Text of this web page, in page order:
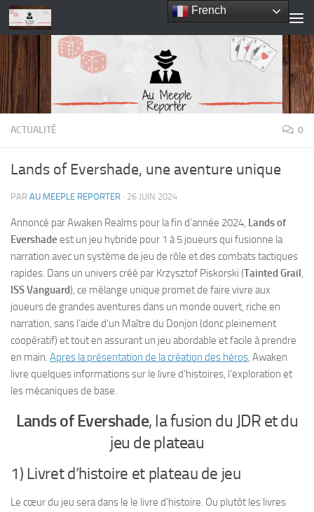
Skip to content
ACTUALITÉ 0
Lands of Evershade, une aventure unique
PAR AU MEEPLE REPORTER · 26 JUIN 2024
Annoncé par Awaken Realms pour la fin d’année 2024, Lands of
Evershade est un jeu hybride pour 1 à 5 joueurs qui fusionne la
narration avec un système de jeu de rôle et des combats tactiques
rapides. Dans un univers créé par Krzysztof Piskorski (Tainted Grail,
ISS Vanguard), ce mélange unique promet de faire vivre aux
joueurs de grandes aventures dans un monde ouvert, riche en
narration, sans l’aide d’un Maître du Donjon (donc pleinement
coopératif) et tout en assurant un jeu abordable et facile à prendre
en main. Apres la présentation de la création des héros, Awaken
livre quelques informations sur le livre d’histoires, l’exploration et
les mécaniques de base.
Lands of Evershade, la fusion du JDR et du
jeu de plateau
1) Livret d’histoire et plateau de jeu
Le cœur du jeu sera dans le le livre d’histoire. Ou plutôt les livres
French